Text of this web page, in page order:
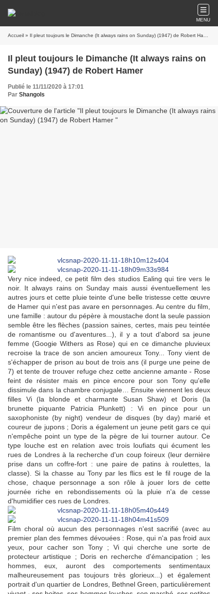
MENU
Accueil » Il pleut toujours le Dimanche (It always rains on Sunday) (1947) de Robert Hamer
Il pleut toujours le Dimanche (It always rains on
Sunday) (1947) de Robert Hamer
Publié le 11/11/2020 à 17:01
Par Shangols
Very nice indeed, ce petit film des studios Ealing qui tire vers le
noir. It always rains on Sunday mais aussi éventuellement les
autres jours et cette pluie teinte d'une belle tristesse cette œuvre
de Hamer qui n'est pas avare en personnages. Au centre du film,
une famille : autour du pépère à moustache dont la seule passion
semble être les flèches (passion saines, certes, mais peu teintée
de romantisme ou d'aventures...), il y a tout d'abord sa jeune
femme (Googie Withers as Rose) qui en ce dimanche pluvieux
recroise la trace de son ancien amoureux Tony... Tony vient de
s'échapper de prison au bout de trois ans (il purge une peine de
7) et tente de trouver refuge chez cette ancienne amante - Rose
feint de résister mais en pince encore pour son Tony qu'elle
dissimule dans la chambre conjugale… Ensuite viennent les deux
filles Vi (la blonde et charmante Susan Shaw) et Doris (la
brunette piquante Patricia Plunkett) : Vi en pince pour un
saxophoniste (by night) vendeur de disques (by day) marié et
coureur de jupons ; Doris a également un jeune petit gars ce qui
n'empêche point un type de la pègre de lui tourner autour. Ce
type louche est en relation avec trois loufiats qui écument les
rues de Londres à la recherche d'un coup foireux (leur dernière
prise dans un coffre-fort : une paire de patins à roulettes, la
classe). Si la chasse au Tony par les flics est le fil rouge de la
chose, chaque personnage a son rôle à jouer lors de cette
journée riche en rebondissements où la pluie n'a de cesse
d'humidifier ces rues de Londres.
Film choral où aucun des personnages n'est sacrifié (avec au
premier plan des femmes dévouées : Rose, qui n'a pas froid aux
yeux, pour cacher son Tony ; Vi qui cherche une sorte de
protecteur artistique ; Doris en recherche d'émancipation ; les
hommes, eux, auront des comportements sentimentaux
malheureusement pas toujours très glorieux...) et également
portrait d'un quartier de Londres, Bethnel Green, particulièrement